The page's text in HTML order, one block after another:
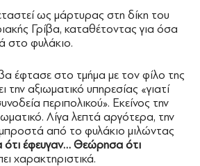
ως μάρτυρας στη δίκη του
Γρίβα, καταθέτοντας για όσα
στο φυλάκιο.
έφτασε στο τμήμα με τον φίλο της
την αξιωματικό υπηρεσίας «γιατί
περιπολικού». Εκείνος την
Λίγα λεπτά αργότερα, την
από το φυλάκιο μιλώντας
ότι έφευγαν… Θεώρησα ότι
χαρακτηριστικά.